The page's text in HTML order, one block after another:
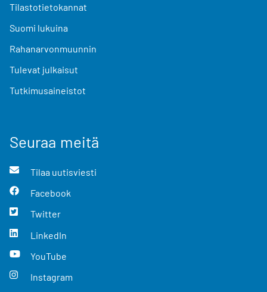
Tilastotietokannat
Suomi lukuina
Rahanarvonmuunnin
Tulevat julkaisut
Tutkimusaineistot
Seuraa meitä
Tilaa uutisviesti
Facebook
Twitter
LinkedIn
YouTube
Instagram